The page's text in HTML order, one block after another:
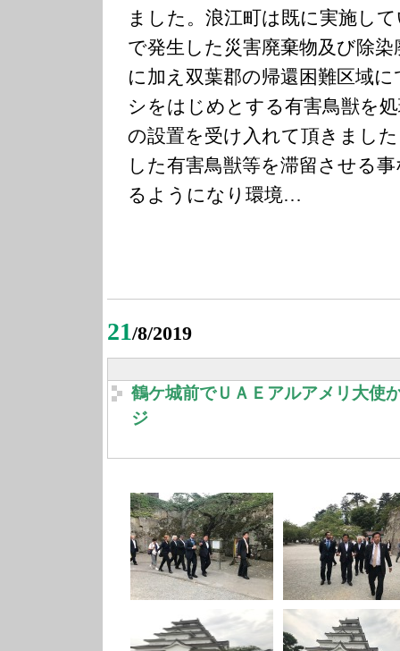
ました。浪江町は既に実施し
で発生した災害廃棄物及び除
に加え双葉郡の帰還困難区域
シをはじめとする有害鳥獣を
の設置を受け入れて頂きまし
した有害鳥獣等を滞留させる
るようになり環境…
21/8/2019
鶴ケ城前でＵＡＥアルアメリ大使
ジ